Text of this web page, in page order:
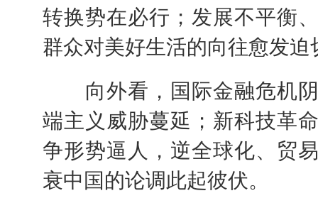
转换势在必行；发展不平衡
群众对美好生活的向往愈发迫
向外看，国际金融危机阴
端主义威胁蔓延；新科技革
争形势逼人，逆全球化、贸
衰中国的论调此起彼伏。